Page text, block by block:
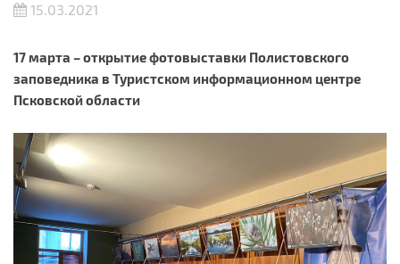
15.03.2021
17 марта – открытие фотовыставки Полистовского
заповедника в Туристском информационном центре
Псковской области